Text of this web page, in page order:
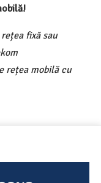
fixă sau
rețea mobilă cu